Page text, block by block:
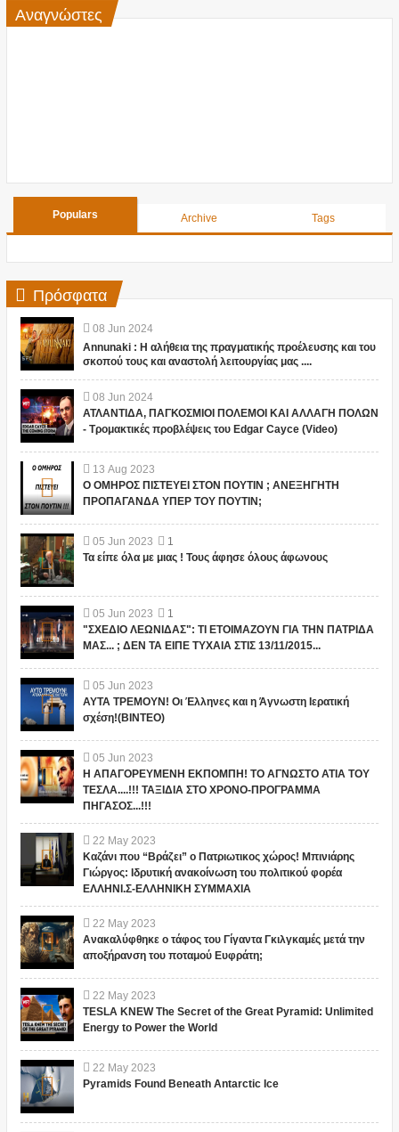
Αναγνώστες
Populars Archive Tags
Πρόσφατα
08 Jun 2024
Annunaki : Η αλήθεια της πραγματικής προέλευσης και του
σκοπού τους και αναστολή λειτουργίας μας ....
08 Jun 2024
ΑΤΛΑΝΤΙΔΑ, ΠΑΓΚΟΣΜΙΟΙ ΠΟΛΕΜΟΙ ΚΑΙ ΑΛΛΑΓΗ ΠΟΛΩΝ
- Τρομακτικές προβλέψεις του Edgar Cayce (Video)
13 Aug 2023
Ο ΟΜΗΡΟΣ ΠΙΣΤΕΥΕΙ ΣΤΟΝ ΠΟΥΤΙΝ ; ΑΝΕΞΗΓΗΤΗ
ΠΡΟΠΑΓΑΝΔΑ ΥΠΕΡ ΤΟΥ ΠΟΥΤΙΝ;
05 Jun 2023
1
Τα είπε όλα με μιας ! Τους άφησε όλους άφωνους
05 Jun 2023
1
"ΣΧΕΔΙΟ ΛΕΩΝΙΔΑΣ": ΤΙ ΕΤΟΙΜΑΖΟΥΝ ΓΙΑ ΤΗΝ ΠΑΤΡΙΔΑ
ΜΑΣ... ; ΔΕΝ ΤΑ ΕΙΠΕ ΤΥΧΑΙΑ ΣΤΙΣ 13/11/2015...
05 Jun 2023
ΑΥΤΑ ΤΡΕΜΟΥΝ! Οι Έλληνες και η Άγνωστη Ιερατική
σχέση!(ΒΙΝΤΕΟ)
05 Jun 2023
Η ΑΠΑΓΟΡΕΥΜΕΝΗ ΕΚΠΟΜΠΗ! ΤΟ ΑΓΝΩΣΤΟ ΑΤΙΑ ΤΟΥ
ΤΕΣΛΑ....!!! ΤΑΞΙΔΙΑ ΣΤΟ ΧΡΟΝΟ-ΠΡΟΓΡΑΜΜΑ
ΠΗΓΑΣΟΣ...!!!
22 May 2023
Καζάνι που “Βράζει” ο Πατριωτικος χώρος! Μπινιάρης
Γιώργος: Ιδρυτική ανακοίνωση του πολιτικού φορέα
ΕΛΛΗΝΙ.Σ-ΕΛΛΗΝΙΚΗ ΣΥΜΜΑΧΙΑ
22 May 2023
Ανακαλύφθηκε ο τάφος του Γίγαντα Γκιλγκαμές μετά την
αποξήρανση του ποταμού Ευφράτη;
22 May 2023
TESLA KNEW The Secret of the Great Pyramid: Unlimited
Energy to Power the World
22 May 2023
Pyramids Found Beneath Antarctic Ice